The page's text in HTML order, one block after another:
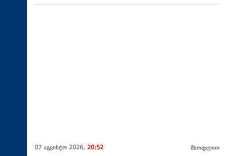
07 აგვისტო 2026, 20:52 მსოფლიო